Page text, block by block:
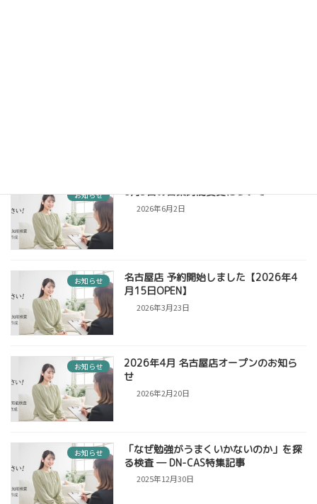
お知らせ 6月3日の営業時間変更について
2026年6月2日
お知らせ
名古屋店 予約開始しました【2026年4
月15日OPEN】
2026年3月23日
お知らせ
2026年4月 名古屋店オープンのお知ら
せ
2026年2月20日
お知らせ
「なぜ勉強がうまくいかないのか」を探
る検査 ― DN-CAS特集記事
2025年12月30日